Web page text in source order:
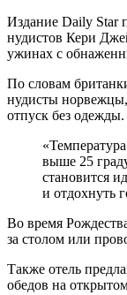
Издание Daily Star
нудистов Кери
ужинах с
По словам
нудисты
отпуск без одежды.
выше 25
становится
и отдохнуть
Во время
за столом или
Также отель
обедов на